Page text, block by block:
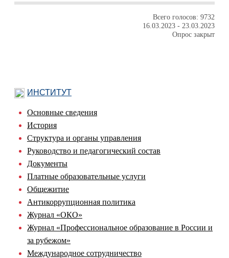
Всего голосов: 9732
16.03.2023 - 23.03.2023
Опрос закрыт
ИНСТИТУТ
Основные сведения
История
Структура и органы управления
Руководство и педагогический состав
Документы
Платные образовательные услуги
Общежитие
Антикоррупционная политика
Журнал «ОКО»
Журнал «Профессиональное образование в России и
за рубежом»
Международное сотрудничество